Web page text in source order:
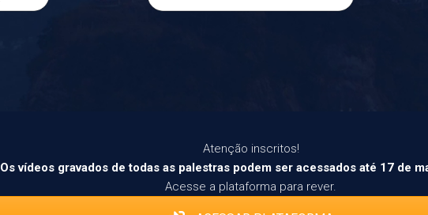
Atenção inscritos!
Os vídeos gravados de todas as palestras podem ser acessados até 17 de
Acesse a plataforma para rever.